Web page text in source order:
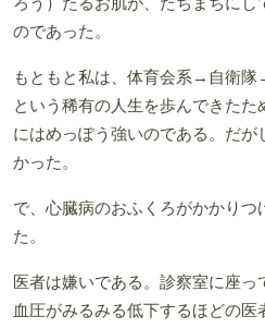
のであった。
もともと私は、体育会系→自衛
という稀有の人生を歩んできたた
にはめっぽう強いのである。だが
かった。
で、心臓病のおふくろがかかりつ
た。
医者は嫌いである。診察室に座っ
血圧がみるみる低下するほどの